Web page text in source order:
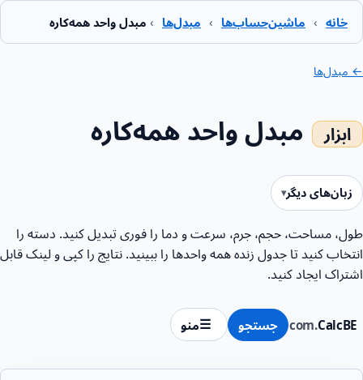
خانه › ماشین‌حساب‌ها › مبدل‌ها › مبدل واحد همه‌کاره
CalcBE
.com جستجو منو
← مبدل‌ها
مبدل واحد همه‌کاره
زبان‌های دیگر
طول، مساحت، حجم، جرم، سرعت و دما را فوری تبدیل کنید. دسته را
انتخاب کنید تا جدول زنده همه واحدها را ببینید. نتایج را کپی و لینک قابل
اشتراک ایجاد کنید.